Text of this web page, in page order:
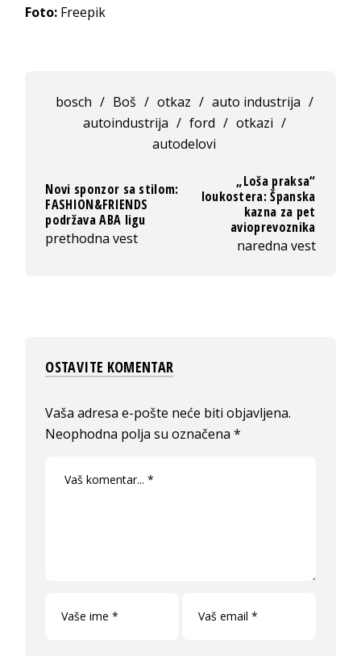
Foto: Freepik
bosch / Boš / otkaz / auto industrija /
autoindustrija / ford / otkazi /
autodelovi
Novi sponzor sa stilom:
FASHION&FRIENDS
podržava ABA ligu
prethodna vest
„Loša praksa“
loukostera: Španska
kazna za pet
avioprevoznika
naredna vest
OSTAVITE KOMENTAR
Vaša adresa e-pošte neće biti objavljena.
Neophodna polja su označena*